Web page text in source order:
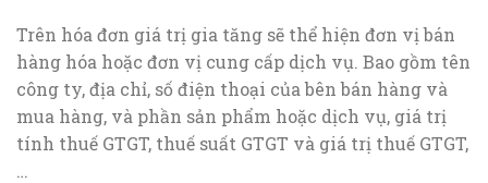
Trên hóa đơn giá trị gia tăng sẽ thể hiện đơn vị bán
hàng hóa hoặc đơn vị cung cấp dịch vụ. Bao gồm tên
công ty, địa chỉ, số điện thoại của bên bán hàng và
mua hàng, và phần sản phẩm hoặc dịch vụ, giá trị
tính thuế GTGT, thuế suất GTGT và giá trị thuế GTGT,
…